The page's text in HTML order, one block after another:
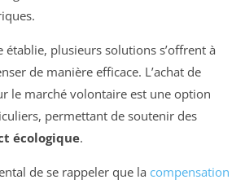
établie, plusieurs solutions s’offrent à
de manière efficace. L’achat de
le marché volontaire est une option
permettant de soutenir des
écologique.
de se rappeler que la compensation